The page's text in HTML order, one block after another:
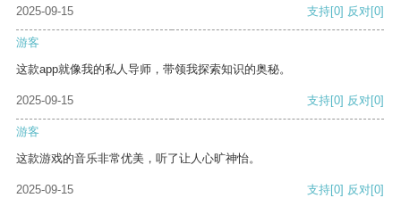
2025-09-15
支持[0] 反对[0]
游客
这款app就像我的私人导师，带领我探索知识的奥秘。
2025-09-15 支持[0] 反对[0]
游客
这款游戏的音乐非常优美，听了让人心旷神怡。
2025-09-15 支持[0] 反对[0]